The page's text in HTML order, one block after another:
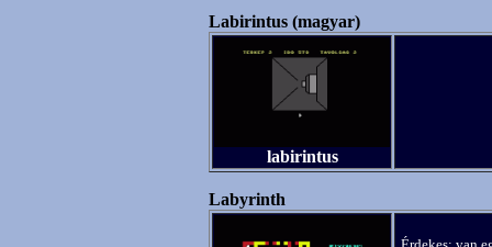
Labirintus (magyar)
labirintus
Labyrinth